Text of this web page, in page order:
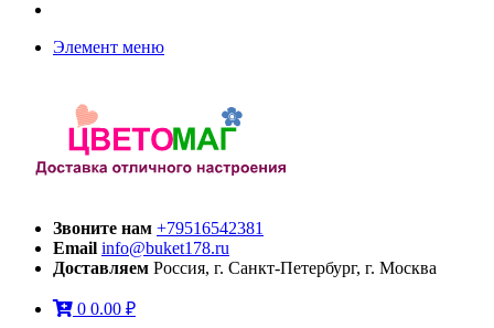
Элемент меню
Звоните нам +79516542381
Email info@buket178.ru
Доставляем Россия, г. Санкт-Петербург, г. Москва
0 0.00 ₽